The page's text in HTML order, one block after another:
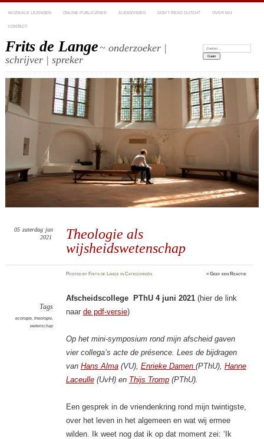
MUZIKALE LEZINGEN ONLINE PUBLICATIES AUDIO/VIDEO DON’T READ DUTCH? OVER MIJ
CONTACT
Frits de Lange~ onderzoeker |
schrijver | spreker
Zoeken:
Theologie als
wijsheidswetenschap
05 zaterdag jun
2021
PostedbyFrits de Lange inCategorieën ≈Geef een Reactie
Tags
ecologie, theologie,
wetenschap
Afscheidscollege PThU 4 juni 2021(hier de link
naar de pdf-versie)
Op het mini-symposium rond mijn afscheid gaven
vier collega’s acte de présence. Lees de bijdragen
van Hans Alma(VU), Enrieke Damen (PThU), Hanne
Laceulle(UvH) en Thijs Tromp(PThU).
Een gesprek in de vriendenkring rond mijn twintigste,
over het leven in het algemeen en wat wij ermee
wilden. Ik weet nog dat ik op dat moment zei: ‘Ik